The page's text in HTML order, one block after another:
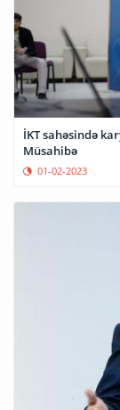
İKT sahəsində
Müsahibə
01-02-2023